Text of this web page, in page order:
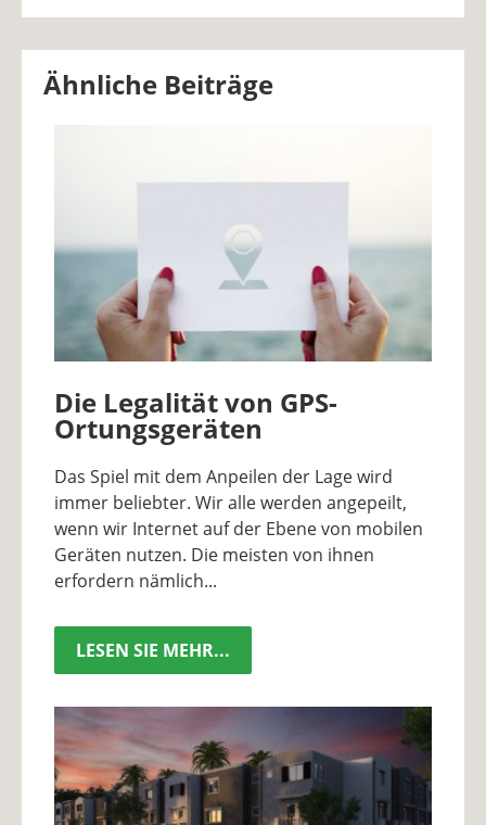
Ähnliche Beiträge
Die Legalität von GPS-
Ortungsgeräten
Das Spiel mit dem Anpeilen der Lage wird
immer beliebter. Wir alle werden angepeilt,
wenn wir Internet auf der Ebene von mobilen
Geräten nutzen. Die meisten von ihnen
erfordern nämlich...
LESEN SIE MEHR...